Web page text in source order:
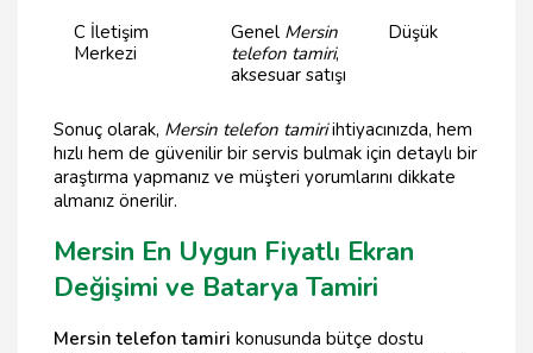
C İletişim
Merkezi
Genel Mersin
telefon tamiri,
aksesuar satışı
Düşük
Sonuç olarak, Mersin telefon tamiriihtiyacınızda, hem
hızlı hem de güvenilir bir servis bulmak için detaylı bir
araştırma yapmanız ve müşteri yorumlarını dikkate
almanız önerilir.
Mersin En Uygun Fiyatlı Ekran
Değişimi ve Batarya Tamiri
Mersin telefon tamiri konusunda bütçe dostu